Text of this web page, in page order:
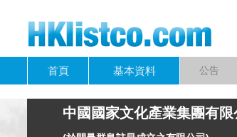
首頁 基本資料 公告
中國國家文化產業集團有